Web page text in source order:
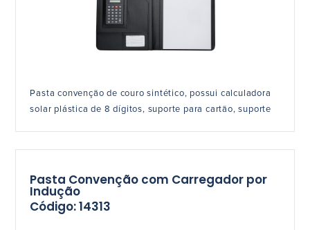
Pasta convenção de couro sintético, possui calculadora
solar plástica de 8 dígitos, suporte para cartão, suporte
Pasta Convenção com Carregador por
Indução
Código: 14313